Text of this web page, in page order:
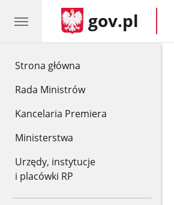
Strona główna
Rada Ministrów
Kancelaria Premiera
Ministerstwa
Urzędy, instytucje
i placówki RP
gov.pl